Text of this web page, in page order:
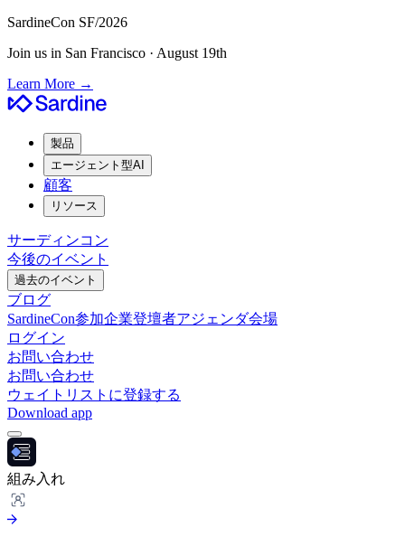
SardineCon SF/2026
Join us in San Francisco · August 19th
Learn More →
製品
エージェント型AI
顧客
リソース
サーディンコン
今後のイベント
過去のイベント
ブログ
SardineCon参加企業登壇者アジェンダ会場
ログイン
お問い合わせ
お問い合わせ
ウェイトリストに登録する
Download app
組み入れ